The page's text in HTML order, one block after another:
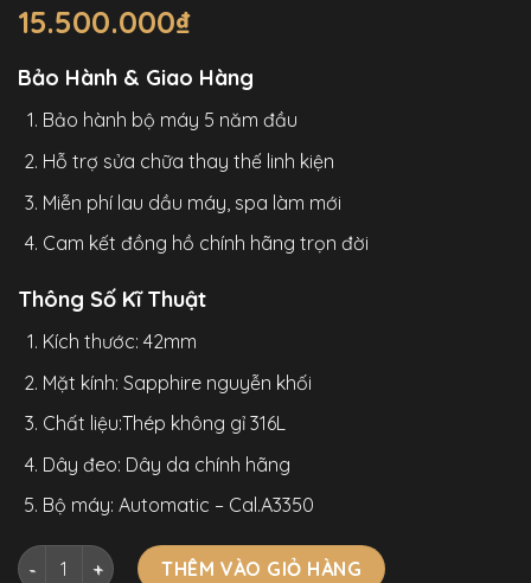
15.500.000₫
Bảo Hành & Giao Hàng
Bảo hành bộ máy 5 năm đầu
Hỗ trợ sửa chữa thay thế linh kiện
Miễn phí lau dầu máy, spa làm mới
Cam kết đồng hồ chính hãng trọn đời
Thông Số Kĩ Thuật
Kích thước: 42mm
Mặt kính: Sapphire nguyễn khối
Chất liệu:Thép không gỉ 316L
Dây đeo: Dây da chính hãng
Bộ máy: Automatic – Cal.A3350
Đồng Hồ Agelocer Space Station 5504A1 Chính Hãng Nam
THÊM VÀO GIỎ HÀNG